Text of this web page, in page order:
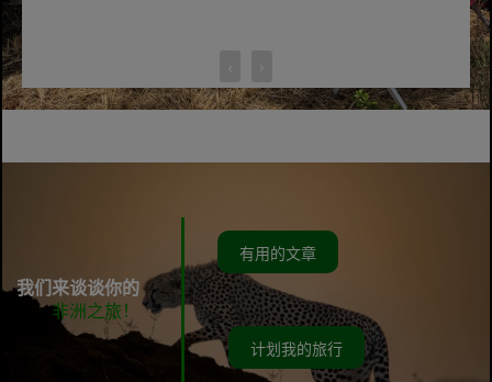
我们来谈谈你的
非洲之旅！
有用的文章
计划我的旅行